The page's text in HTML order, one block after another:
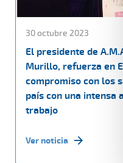
30 octubre 2023
El presidente de
Murillo, refuerza en
compromiso con los
país con una intensa
trabajo
Ver noticia